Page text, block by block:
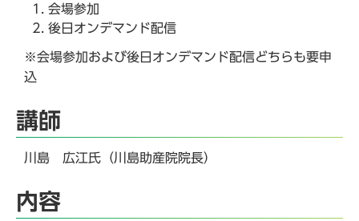
会場参加
後日オンデマンド配信
※会場参加および後日オンデマンド配信どちらも要申
込
講師
川島 広江氏（川島助産院院長）
内容